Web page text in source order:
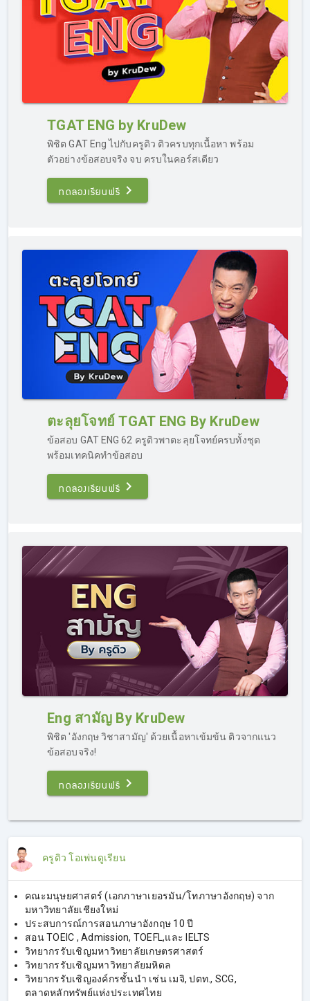
TGAT ENG by KruDew
พิชิต GAT Eng ไปกับครูดิว ติวครบทุกเนื้อหา พร้อม
ตัวอย่างข้อสอบจริง จบ ครบในคอร์สเดียว
ทดลองเรียนฟรี
ตะลุยโจทย์ TGAT ENG By KruDew
ข้อสอบ GAT ENG 62 ครูดิวพาตะลุยโจทย์ครบทั้งชุด
พร้อมเทคนิคทำข้อสอบ
ทดลองเรียนฟรี
Eng สามัญ By KruDew
พิชิต 'อังกฤษ วิชาสามัญ' ด้วยเนื้อหาเข้มข้น ติวจากแนว
ข้อสอบจริง!
ทดลองเรียนฟรี
ครูดิว โอเพ่นดูเรียน
คณะมนุษยศาสตร์ (เอกภาษาเยอรมัน/โทภาษาอังกฤษ) จาก
มหาวิทยาลัยเชียงใหม่
ประสบการณ์การสอนภาษาอังกฤษ 10 ปี
สอน TOEIC , Admission, TOEFL,และ IELTS
วิทยากรรับเชิญมหาวิทยาลัยเกษตรศาสตร์
วิทยากรรับเชิญมหาวิทยาลัยมหิดล
วิทยากรรับเชิญองค์กรชั้นนำ เช่น เมจิ, ปตท., SCG,
ตลาดหลักทรัพย์แห่งประเทศไทย